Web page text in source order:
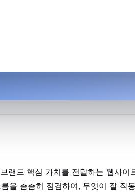
랜드 핵심 가치를 전달하는 웹사이
을 촘촘히 점검하여, 무엇이 잘 작